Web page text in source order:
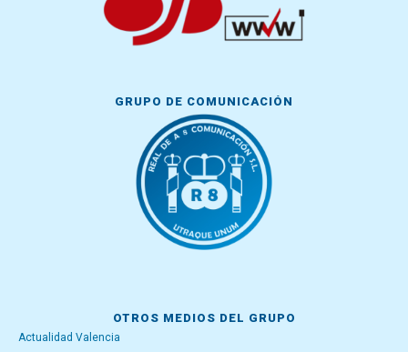
GRUPO DE COMUNICACIÓN
OTROS MEDIOS DEL GRUPO
Actualidad Valencia